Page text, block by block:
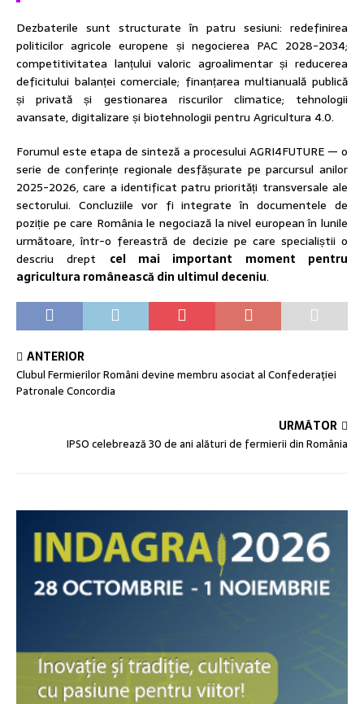
Dezbaterile sunt structurate în patru sesiuni: redefinirea
politicilor agricole europene și negocierea PAC 2028-2034;
competitivitatea lanțului valoric agroalimentar și reducerea
deficitului balanței comerciale; finanțarea multianuală publică
și privată și gestionarea riscurilor climatice; tehnologii
avansate, digitalizare și biotehnologii pentru Agricultura 4.0.
Forumul este etapa de sinteză a procesului AGRI4FUTURE — o
serie de conferințe regionale desfășurate pe parcursul anilor
2025-2026, care a identificat patru priorități transversale ale
sectorului. Concluziile vor fi integrate în documentele de
poziție pe care România le negociază la nivel european în lunile
următoare, într-o fereastră de decizie pe care specialiștii o
descriu drept cel mai important moment pentru
agricultura românească din ultimul deceniu.
ANTERIOR
Clubul Fermierilor Români devine membru asociat al Confederaţiei
Patronale Concordia
URMĂTOR
IPSO celebrează 30 de ani alături de fermierii din România